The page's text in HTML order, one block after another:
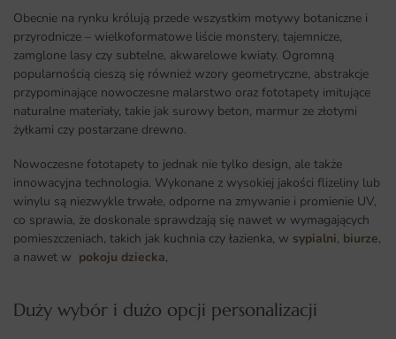
Obecnie na rynku królują przede wszystkim motywy botaniczne i
przyrodnicze – wielkoformatowe liście monstery, tajemnicze,
zamglone lasy czy subtelne, akwarelowe kwiaty. Ogromną
popularnością cieszą się również wzory geometryczne, abstrakcje
przypominające nowoczesne malarstwo oraz fototapety imitujące
naturalne materiały, takie jak surowy beton, marmur ze złotymi
żyłkami czy postarzane drewno.
Nowoczesne fototapety to jednak nie tylko design, ale także
innowacyjna technologia. Wykonane z wysokiej jakości flizeliny lub
winylu są niezwykle trwałe, odporne na zmywanie i promienie UV,
co sprawia, że doskonale sprawdzają się nawet w wymagających
pomieszczeniach, takich jak kuchnia czy łazienka, w sypialni, biurze,
a nawet w pokoju dziecka,
Duży wybór i dużo opcji personalizacji ​